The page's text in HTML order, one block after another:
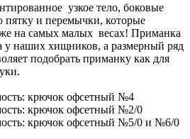
узкое тело, боковые
и перемычки, которые
на самых малых весах! Приманка
у наших хищников, а размерный ряд
подобрать приманку как для
крючок офсетный №4
крючок офсетный №2/0
крючок офсетный №5/0 и №6/0